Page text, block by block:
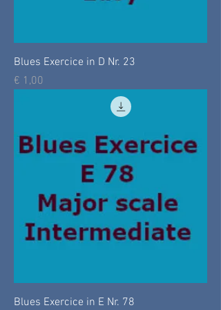
Blues Exercice in D Nr. 23
Prijs
€ 1,00
Blues Exercice in E Nr. 78